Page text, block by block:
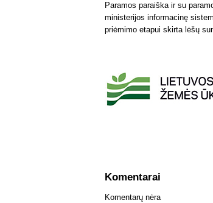
Paramos paraiška ir su
ministerijos informacinę
priėmimo etapui skirta lėšų
Komentarai
Komentarų nėra